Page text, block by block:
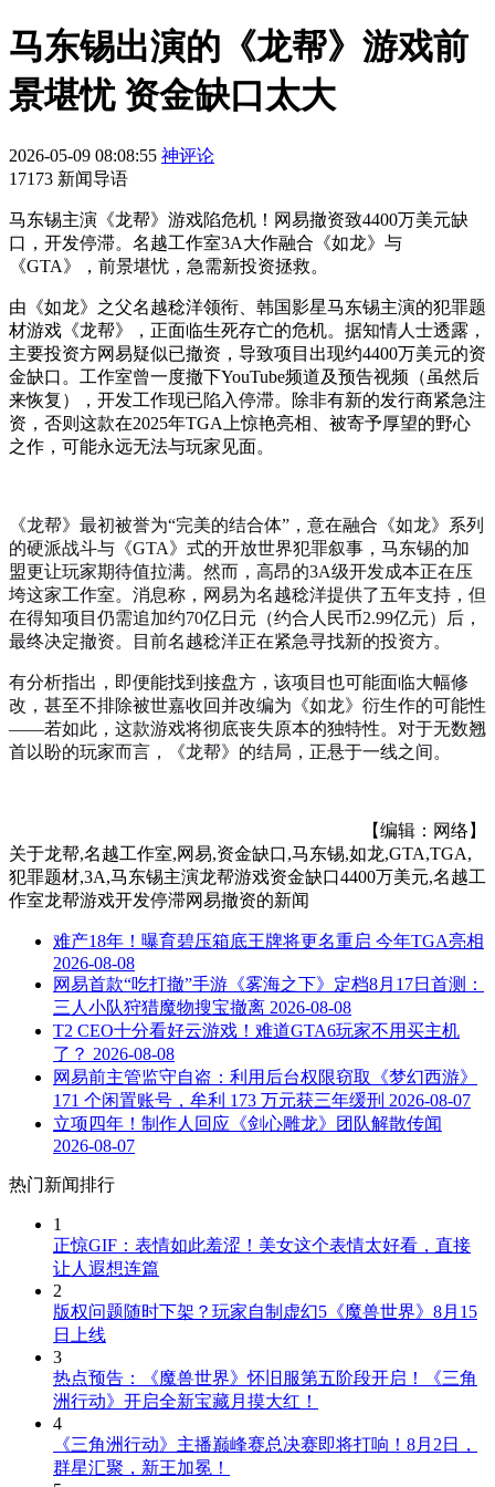
马东锡出演的《龙帮》游戏前
景堪忧 资金缺口太大
2026-05-09 08:08:55 神评论
17173 新闻导语
马东锡主演《龙帮》游戏陷危机！网易撤资致4400万美元缺
口，开发停滞。名越工作室3A大作融合《如龙》与
《GTA》，前景堪忧，急需新投资拯救。
由《如龙》之父名越稔洋领衔、韩国影星马东锡主演的犯罪题
材游戏《龙帮》，正面临生死存亡的危机。据知情人士透露，
主要投资方网易疑似已撤资，导致项目出现约4400万美元的资
金缺口。工作室曾一度撤下YouTube频道及预告视频（虽然后
来恢复），开发工作现已陷入停滞。除非有新的发行商紧急注
资，否则这款在2025年TGA上惊艳亮相、被寄予厚望的野心
之作，可能永远无法与玩家见面。
《龙帮》最初被誉为“完美的结合体”，意在融合《如龙》系列
的硬派战斗与《GTA》式的开放世界犯罪叙事，马东锡的加
盟更让玩家期待值拉满。然而，高昂的3A级开发成本正在压
垮这家工作室。消息称，网易为名越稔洋提供了五年支持，但
在得知项目仍需追加约70亿日元（约合人民币2.99亿元）后，
最终决定撤资。目前名越稔洋正在紧急寻找新的投资方。
有分析指出，即便能找到接盘方，该项目也可能面临大幅修
改，甚至不排除被世嘉收回并改编为《如龙》衍生作的可能性
——若如此，这款游戏将彻底丧失原本的独特性。对于无数翘
首以盼的玩家而言，《龙帮》的结局，正悬于一线之间。
【编辑：网络】
关于龙帮,名越工作室,网易,资金缺口,马东锡,如龙,GTA,TGA,
犯罪题材,3A,马东锡主演龙帮游戏资金缺口4400万美元,名越工
作室龙帮游戏开发停滞网易撤资的新闻
难产18年！曝育碧压箱底王牌将更名重启 今年TGA亮相
2026-08-08
网易首款“吃打撤”手游《雾海之下》定档8月17日首测：
三人小队狩猎魔物搜宝撤离 2026-08-08
T2 CEO十分看好云游戏！难道GTA6玩家不用买主机
了？ 2026-08-08
网易前主管监守自盗：利用后台权限窃取《梦幻西游》
171 个闲置账号，牟利 173 万元获三年缓刑 2026-08-07
立项四年！制作人回应《剑心雕龙》团队解散传闻
2026-08-07
热门新闻排行
1
正惊GIF：表情如此羞涩！美女这个表情太好看，直接
让人遐想连篇
2
版权问题随时下架？玩家自制虚幻5《魔兽世界》8月15
日上线
3
热点预告：《魔兽世界》怀旧服第五阶段开启！《三角
洲行动》开启全新宝藏月摸大红！
4
《三角洲行动》主播巅峰赛总决赛即将打响！8月2日，
群星汇聚，新王加冕！